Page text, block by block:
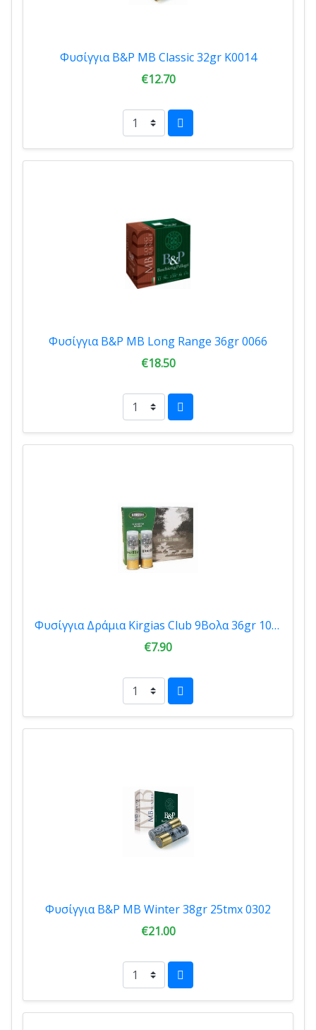
Φυσίγγια B&P MB Classic 32gr K0014
€12.70
Φυσίγγια B&P MB Long Range 36gr 0066
€18.50
Φυσίγγια Δράμια Kirgias Club 9Βολα 36gr 10τμχ 9230011
€7.90
Φυσίγγια B&P MB Winter 38gr 25tmx 0302
€21.00